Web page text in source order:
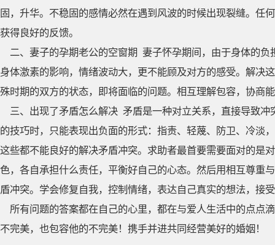
固，升华。不稳固的感情必然在遇到风波的时候出现裂缝。任
获得良好的反馈。
二、妻子的孕期老公的空窗期 妻子怀孕期间，由于身体的
身体激素的影响，情绪波动大，更不能顾及对方的感受。解决
殊时期的双方的状态，即将面临的问题。相互理解包容，协商
三、出现了矛盾怎么解决 矛盾是一种对立关系，直接导致
的技巧时，只能表现出负面的形式：指责、轻蔑、防卫、冷淡
这些都不能良好的解决矛盾冲突。求助者最首要需要面对的是
色，各自承担什么责任，平衡好自己的心态。然后用相互尊重
盾冲突。学会修复自我，控制情绪，表达自己真实的想法，接
所有问题的答案都在自己的心里，都在与爱人生活中的点点
不完美，也包容他的不完美！携手并进共同经营美好的婚姻！